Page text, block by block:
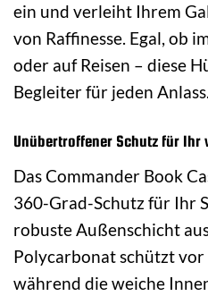
ein und verleiht Ihrem
von Raffinesse. Egal, ob
oder auf Reisen – diese
Begleiter für jeden Anlass.
Unübertroffener Schutz für Ihr
Das Commander Book
360-Grad-Schutz für Ihr
robuste Außenschicht
Polycarbonat schützt
während die weiche